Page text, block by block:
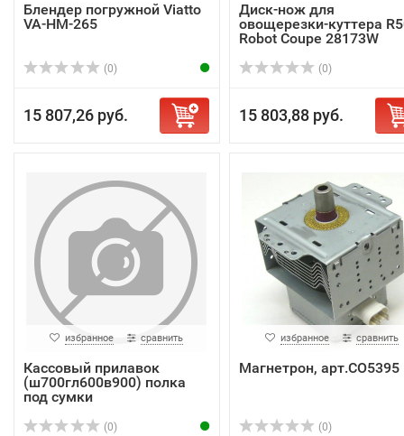
Блендер погружной Viatto
VA-HM-265
(0)
15 807,26 руб.
Диск-нож для
овощерезки-куттера
Robot Coupe 28173W
(0)
15 803,88 руб.
избранное сравнить
Кассовый прилавок
(ш700гл600в900) полка
под сумки
(0)
избранное сравнить
Магнетрон, арт.CO5395
(0)